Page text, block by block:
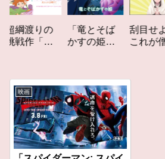
りの
「ト
「竜とそば
かすの姫」
刮目せよ、
これが僧侶
メ」特集ア
ニメコラム
映画